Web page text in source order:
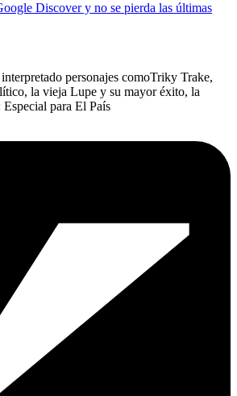
Discover y no se pierda las últimas
personajes comoTriky Trake,
la vieja Lupe y su mayor éxito, la
Especial para El País